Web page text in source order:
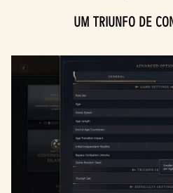
UM TRIUNFO DE